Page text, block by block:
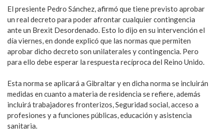
El presiente Pedro Sánchez, afirmó que tiene previsto aprobar
un real decreto para poder afrontar cualquier contingencia
ante un Brexit Desordenado. Esto lo dijo en su intervención el
día viernes, en donde explicó que las normas que permiten
aprobar dicho decreto son unilaterales y contingencia. Pero
para ello debe esperar la respuesta recíproca del Reino Unido.
Esta norma se aplicará a Gibraltar y en dicha norma se incluirán
medidas en cuanto a materia de residencia se refiere, además
incluirá trabajadores fronterizos, Seguridad social, acceso a
profesiones y a funciones públicas, educación y asistencia
sanitaria.